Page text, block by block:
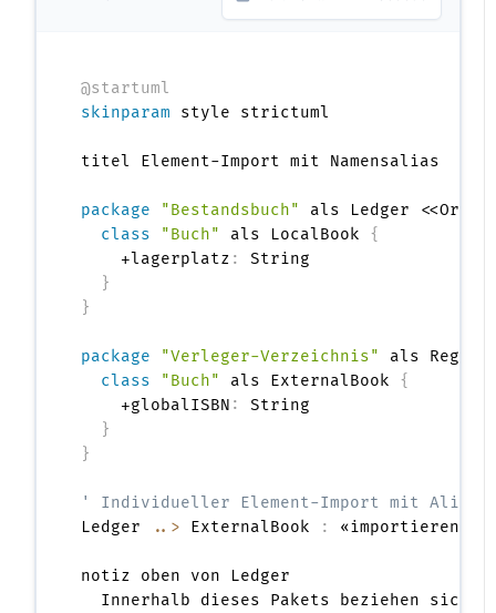
@startuml
skinparam style strictuml
titel Element-Import mit Namensalias
package "Bestandsbuch"
als Ledger
class
"Buch" als LocalBook {
    +lagerplatz
:
String
}
}
package "Verleger-Verzeichnis"
als
class
"Buch" als ExternalBook {
    +globalISBN
:
String
}
}
' Individueller Element-Import mit Alias-
Ledger
..> ExternalBook : «importieren»n
notiz oben von Ledger
Innerhalb dieses Pakets beziehen sich